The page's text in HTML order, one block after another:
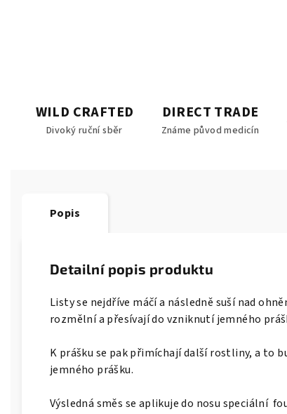
WILD CRAFTED
Divoký ruční sběr
DIRECT TRADE
Známe původ medicín
Popis
Detailní popis produktu
Listy se nejdříve máčí a následně suší nad
rozmělní a přesívají do vzniknutí jemného
K prášku se pak přimíchají další rostliny, a to
jemného prášku.
Výsledná směs se aplikuje do nosu speciální